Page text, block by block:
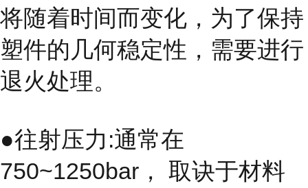
将随着时间而变化，为了保持
塑件的几何稳定性，需要进行
退火处理。
●往射压力:通常在
750~1250bar， 取诀于材料